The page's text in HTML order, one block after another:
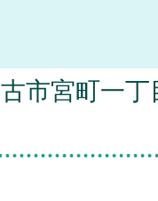
市宮町一